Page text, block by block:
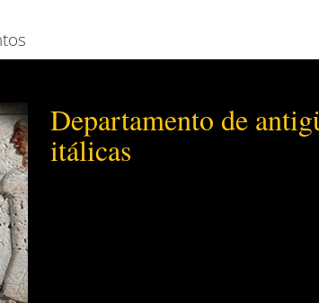
Departamento de
itálicas